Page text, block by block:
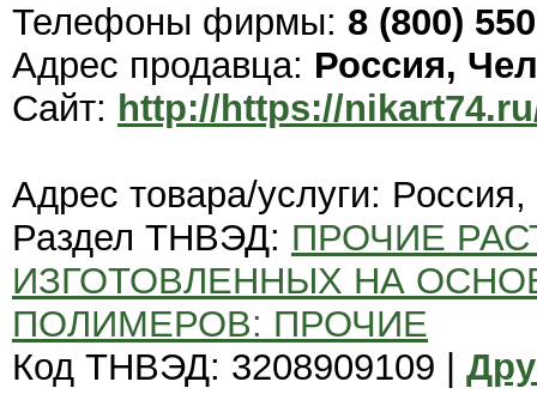
Телефоны фирмы: 8 (800)
Адрес продавца: Россия,
Сайт: http://https://
Адрес товара/услуги:
Раздел ТНВЭД: ПРОЧИЕ
ИЗГОТОВЛЕННЫХ НА
ПОЛИМЕРОВ: ПРОЧИЕ
Код ТНВЭД: 3208909109 |